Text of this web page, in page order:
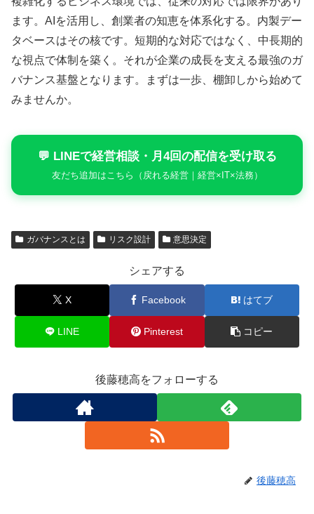
ます。AIを活用し、創業者の知恵を体系化する。内製デー
タベースはその核です。短期的な対応ではなく、中長期的
な視点で体制を築く。それが企業の成長を支える最強のガ
バナンス基盤となります。まずは一歩、棚卸しから始めて
みませんか。
💬 LINEで経営相談・月4回の配信を受け取る
友だち追加はこちら（戻れる経営｜経営×IT×法務）
ガバナンスとは リスク設計 意思決定
シェアする
X Facebook はてブ
LINE Pinterest コピー
後藤穂高をフォローする
後藤穂高